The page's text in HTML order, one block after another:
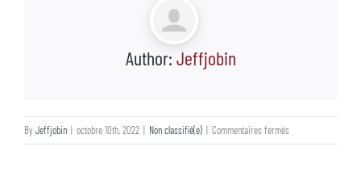
Author: Jeffjobin
ByJeffjobin | octobre 10th, 2022 | Non classifié(e) | Commentaires ferméssur